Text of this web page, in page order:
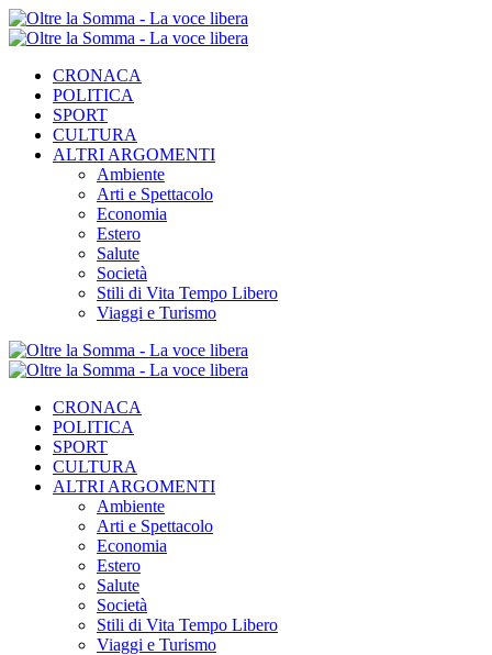
CRONACA
POLITICA
SPORT
CULTURA
ALTRI ARGOMENTI
Ambiente
Arti e Spettacolo
Economia
Estero
Salute
Società
Stili di Vita Tempo Libero
Viaggi e Turismo
CRONACA
POLITICA
SPORT
CULTURA
ALTRI ARGOMENTI
Ambiente
Arti e Spettacolo
Economia
Estero
Salute
Società
Stili di Vita Tempo Libero
Viaggi e Turismo